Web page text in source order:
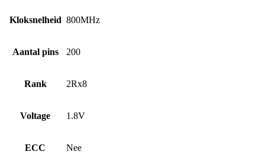
Kloksnelheid 800MHz
Aantal pins 200
Rank 2Rx8
Voltage 1.8V
ECC Nee